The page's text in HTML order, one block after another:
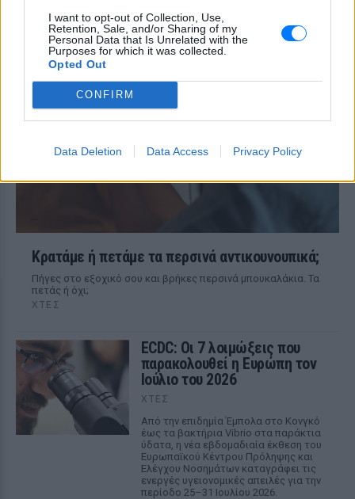
I want to opt-out of Collection, Use,
Retention, Sale, and/or Sharing of my
Personal Data that Is Unrelated with the
Purposes for which it was collected.
Opted Out
CONFIRM
Data Deletion Data Access Privacy Policy
Νέα έρευνα αποκαλύπτει ότι η
επαναπρόσληψη κιλών μετά τη δίαιτα
δεν είναι θέμα αδύναμης θέλησης, αλλά
βαθιά ριζωμένων βιολογικών
Κρατάμε ή πετάμε τα περσινά αντικουνουπικά;
Πήγες στο εξοχικό σου και βρήκες περσινά μπουκαλάκια. Τα
πετάς ή όχι;
ΧΤΕΣ
ECDC: Οι 7 λοιμώξεις που
παρακολουθεί η Ευρώπη τον
Ιούλιο του 2026
ΧΤΕΣ
Από την επιδημία Έμπολα στο Κονγκό
έως τα βακτήρια Vibrio στα παράκτια
ύδατα, η νέα εβδομαδιαία έκθεση του
Ευρωπαϊκού Κέντρου Πρόληψης και
Ελέγχου Νοσημάτων καταγράφει τις
ενεργές υγειονομικές απειλές για την
περίοδο 25–31 Ιουλίου 2026.